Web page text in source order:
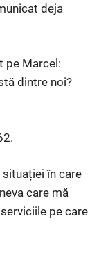
deja
pe Marcel:
dintre noi?
în care
care mă
pe care